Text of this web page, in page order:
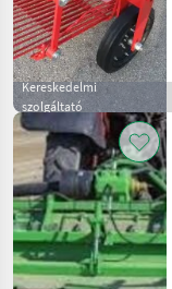
Kereskedelmi
szolgáltató